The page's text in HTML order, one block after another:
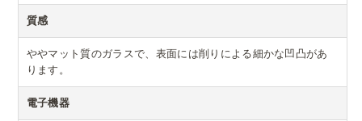
質感
ややマット質のガラスで、表面には削りによる細かな凹凸があ
ります。
電子機器